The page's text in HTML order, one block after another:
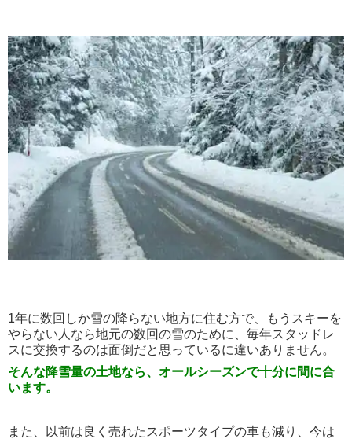
1年に数回しか雪の降らない地方に住む方で、もうスキーを
やらない人なら地元の数回の雪のために、毎年スタッドレ
スに交換するのは面倒だと思っているに違いありません。
そんな降雪量の土地なら、オールシーズンで十分に間に合
います。
また、以前は良く売れたスポーツタイプの車も減り、今は